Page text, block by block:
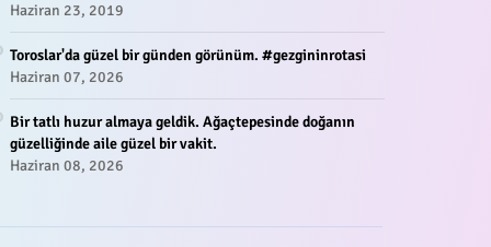
Haziran 23, 2019
Toroslar'da güzel bir günden görünüm. #gezgininrotasi
Haziran 07, 2026
Bir tatlı huzur almaya geldik. Ağaçtepesinde doğanın
güzelliğinde aile güzel bir vakit.
Haziran 08, 2026